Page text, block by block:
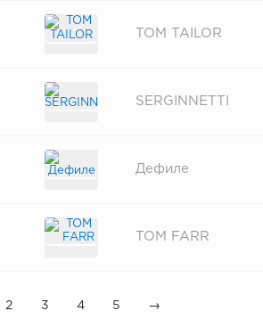
TOM TAILOR
SERGINNETTI
Дефиле
TOM FARR
2 3 4 5 →